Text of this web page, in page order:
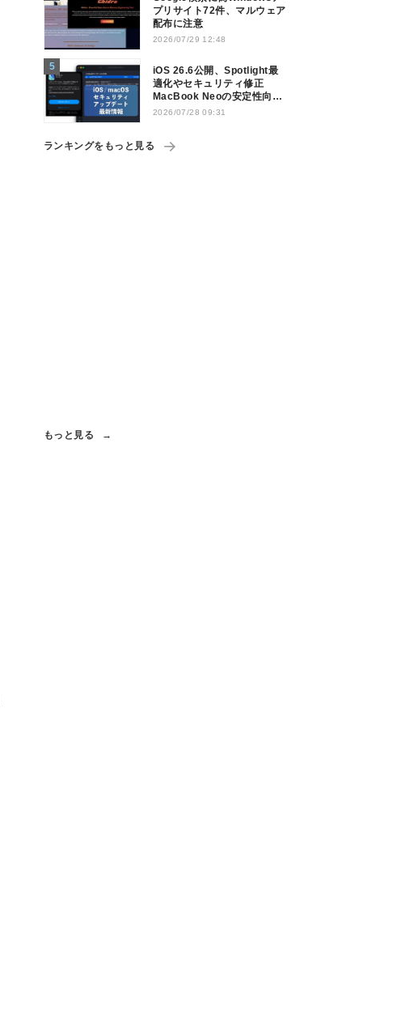
プリサイト72件、マルウェア
配布に注意
2026/07/29 12:48
iOS 26.6公開、Spotlight最
適化やセキュリティ修正
MacBook Neoの安定性向上
も
2026/07/28 09:31
ランキングをもっと見る
もっと見る